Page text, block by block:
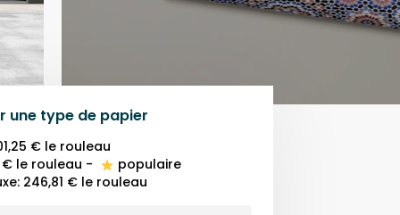
une type de papier
€ le rouleau
€ le rouleau -
populaire
: 246,81 € le rouleau